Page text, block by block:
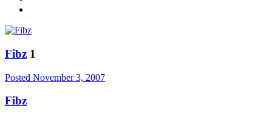
Fibz 1
Posted November 3, 2007
Fibz